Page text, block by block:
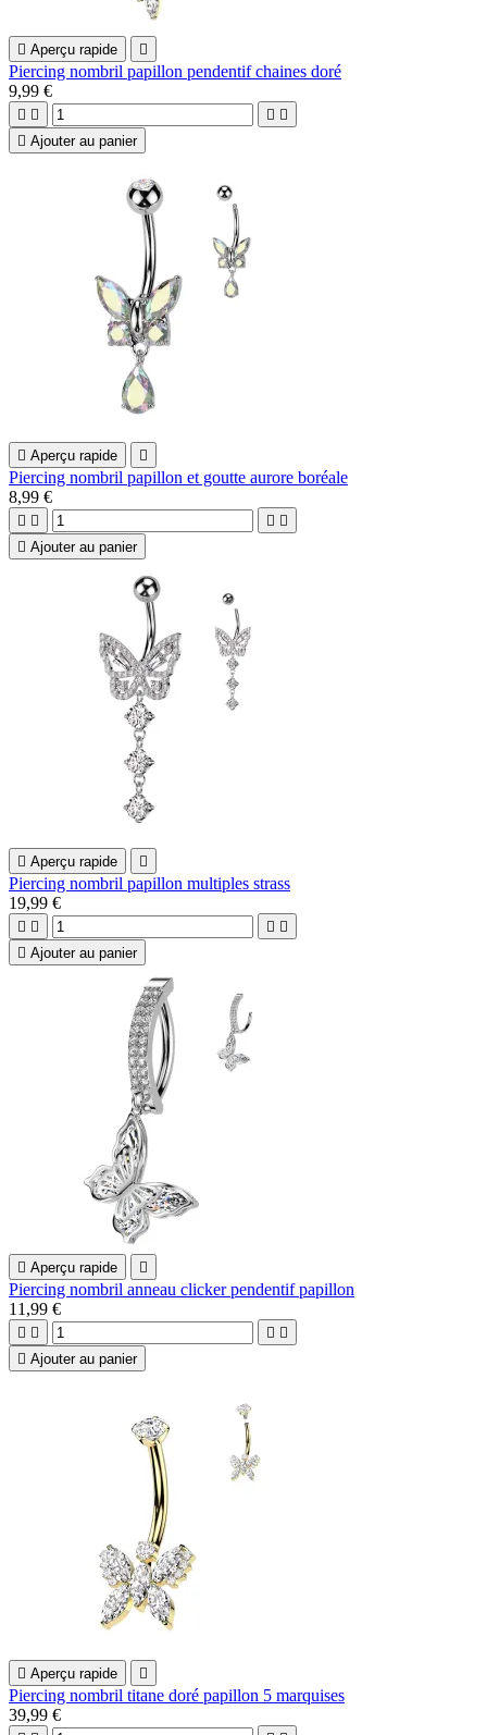
 Aperçu rapide 
Piercing nombril papillon pendentif chaines doré
9,99 €
   
 Ajouter au panier
 Aperçu rapide 
Piercing nombril papillon et goutte aurore boréale
8,99 €
   
 Ajouter au panier
 Aperçu rapide 
Piercing nombril papillon multiples strass
19,99 €
   
 Ajouter au panier
 Aperçu rapide 
Piercing nombril anneau clicker pendentif papillon
11,99 €
   
 Ajouter au panier
 Aperçu rapide 
Piercing nombril titane doré papillon 5 marquises
39,99 €